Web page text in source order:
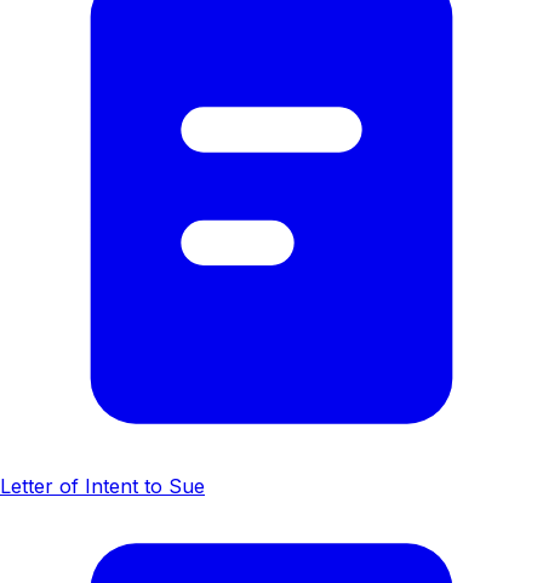
Letter of Intent to Sue